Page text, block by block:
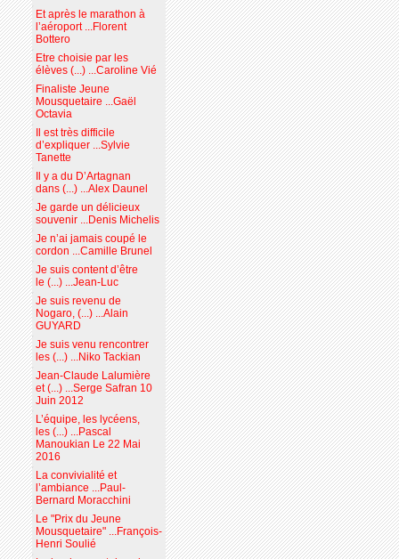
Et après le marathon à
l’aéroport ...Florent
Bottero
Etre choisie par les
élèves (...) ...Caroline Vié
Finaliste Jeune
Mousquetaire ...Gaël
Octavia
Il est très difficile
d’expliquer ...Sylvie
Tanette
Il y a du D’Artagnan
dans (...) ...Alex Daunel
Je garde un délicieux
souvenir ...Denis Michelis
Je n’ai jamais coupé le
cordon ...Camille Brunel
Je suis content d’être
le (...) ...Jean-Luc
Je suis revenu de
Nogaro, (...) ...Alain
GUYARD
Je suis venu rencontrer
les (...) ...Niko Tackian
Jean-Claude Lalumière
et (...) ...Serge Safran 10
Juin 2012
L’équipe, les lycéens,
les (...) ...Pascal
Manoukian Le 22 Mai
2016
La convivialité et
l’ambiance ...Paul-
Bernard Moracchini
Le "Prix du Jeune
Mousquetaire" ...François-
Henri Soulié